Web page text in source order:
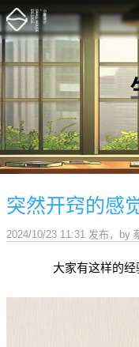
突然开窍的感
2024/10/23 11:31 发布 ， by
大家有这样的经